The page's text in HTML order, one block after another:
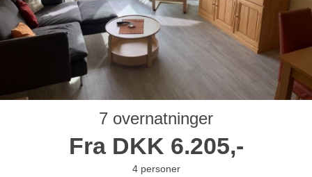
7 overnatninger
Fra DKK 6.205,-
4 personer